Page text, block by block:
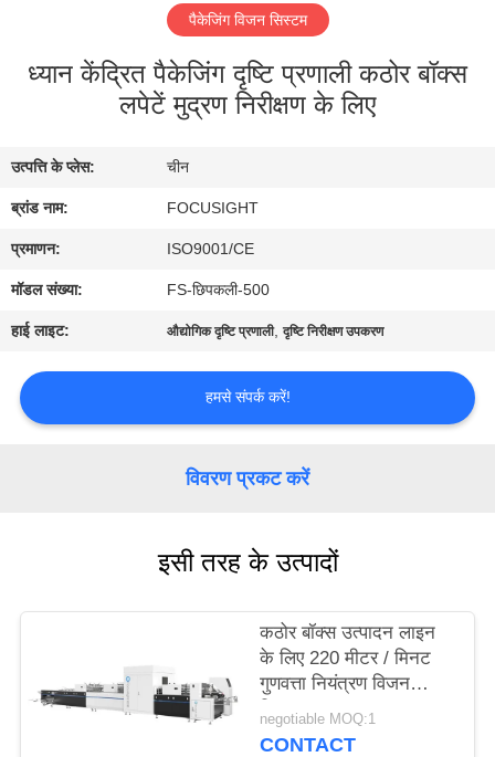
भ्रमण
नियंत्रण
संपर्क
करें
एक
PRIVACY
पैकेजिंग विजन सिस्टम
ध्यान केंद्रित पैकेजिंग दृष्टि प्रणाली कठोर बॉक्स
लपेटें मुद्रण निरीक्षण के लिए
उत्पत्ति के प्लेस: चीन
ब्रांड नाम: FOCUSIGHT
प्रमाणन: ISO9001/CE
मॉडल संख्या: FS-छिपकली-500
हाई लाइट: औद्योगिक दृष्टि प्रणाली,दृष्टि निरीक्षण उपकरण
हमसे संपर्क करें!
विवरण प्रकट करें
इसी तरह के उत्पादों
कठोर बॉक्स उत्पादन लाइन
के लिए 220 मीटर / मिनट
गुणवत्ता नियंत्रण विजन
सिस्टम
negotiable MOQ:1
CONTACT